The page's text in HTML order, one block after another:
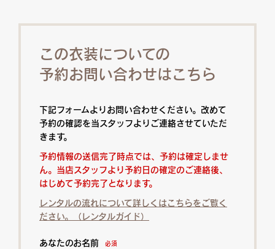
この衣装についての
予約お問い合わせはこちら
下記フォームよりお問い合わせください。改めて
予約の確認を当スタッフよりご連絡させていただ
きます。
予約情報の送信完了時点では、予約は確定しませ
ん。当店スタッフより予約日の確定のご連絡後、
はじめて予約完了となります。
レンタルの流れについて詳しくはこちらをご覧く
ださい。（レンタルガイド）
あなたのお名前 必須